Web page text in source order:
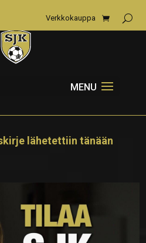
Verkkokauppa
lähetettiin tänään